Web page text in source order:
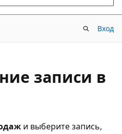
Вход
записи в
и выберите запись,